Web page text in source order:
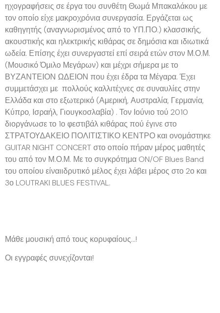
ηχογραφήσεις σε έργα του συνθέτη Θωμά Μπακαλάκου με
τον οποίο είχε μακροχρόνια συνεργασία. Εργάζεται ως
καθηγητής (αναγνωρισμένος από το ΥΠ.ΠΟ.) κλασσικής,
ακουστικής και ηλεκτρικής κιθάρας σε δημόσια και ιδιωτικά
ωδεία. Επίσης έχει συνεργαστεί επί σειρά ετών στον Μ.Ο.Μ.
(Μουσικό Όμιλο Μεγάρων) και μέχρι σήμερα με το
ΒΥΖΑΝΤΕΙΟΝ ΩΔΕΙΟΝ που έχει έδρα τα Μέγαρα. Έχει
συμμετάσχει με πολλούς καλλιτέχνες σε συναυλίες στην
Ελλάδα και στο εξωτερικό (Αμερική, Αυστραλία, Γερμανία,
Κύπρο, Ισραήλ, Γιουγκοσλαβία) . Τον Ιούνιο τού 2010
διοργάνωσε το 1ο φεστιβάλ κιθάρας πού έγινε στο
ΣΤΡΑΤΟΥΔΑΚΕΙΟ ΠΟΛΙΤΙΣΤΙΚΟ ΚΕΝΤΡΟ και ονομάστηκε
GUITAR NIGHT CONCERT στο οποίο πήραν μέρος μαθητές
του από τον Μ.Ο.Μ. Με το συγκρότημα ON/OF Blues Band
του οποίου είναιιδρυτικό μέλος έχει λάβει μέρος στο 2ο και
3ο LOUTRAKI BLUES FESTIVAL.
Μάθε μουσική από τους κορυφαίους…!
Οι εγγραφές συνεχίζονται!